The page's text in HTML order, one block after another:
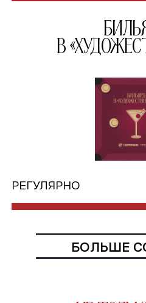
в
РЕГУЛЯРНО
БОЛЬШЕ